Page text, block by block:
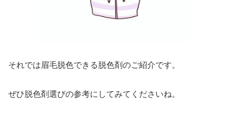
それでは眉毛脱色できる脱色剤のご紹介です。
ぜひ脱色剤選びの参考にしてみてくださいね。